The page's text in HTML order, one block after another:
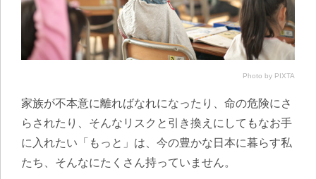
Photo by PIXTA
家族が不本意に離ればなれになったり、命の危険にさ
らされたり、そんなリスクと引き換えにしてもなお手
に入れたい「もっと」は、今の豊かな日本に暮らす私
たち、そんなにたくさん持っていません。